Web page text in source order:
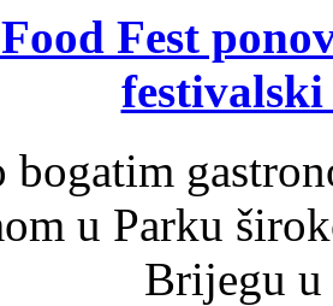
Fest
bogatim
u Parku
Brijegu u